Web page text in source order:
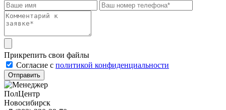
Прикрепить свои файлы
Cогласие с политикой конфиденциальности
Отправить
ПолЦентр
Новосибирск